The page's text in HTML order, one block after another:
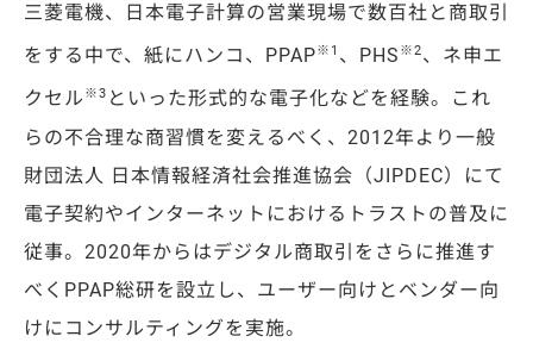
三菱電機、日本電子計算の営業現場で数百社と商取引
をする中で、紙にハンコ、PPAP※1 、PHS ※2、ネ申エ
クセル ※3 といった形式的な電子化などを経験。これ
らの不合理な商習慣を変えるべく、2012年より一般
財団法人 日本情報経済社会推進協会（JIPDEC）にて
電子契約やインターネットにおけるトラストの普及に
従事。2020年からはデジタル商取引をさらに推進す
べくPPAP総研を設立し、ユーザー向けとベンダー向
けにコンサルティングを実施。